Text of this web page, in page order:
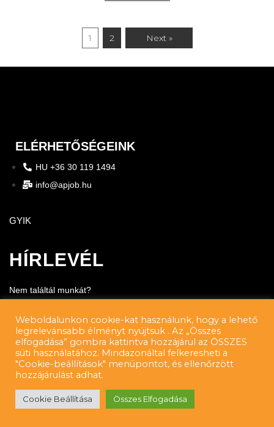
1 2 Next »
ELÉRHETŐSÉGEINK
HU +36 30 119 1494
info@apjob.hu
GYIK
HÍRLEVÉL
Nem találtál munkát?
Név
Email
Weboldalunkon cookie-kat használunk, hogy a lehető
legrelevánsabb élményt nyújtsuk . Az „Összes
elfogadása” gombra kattintva hozzájárul az ÖSSZES
süti használatához. Mindazonáltal felkeresheti a
"Cookie-beállítások" menüpontot, és ellenőrzött
hozzájárulást adhat.
Cookie Beállítása Összes Elfogadása